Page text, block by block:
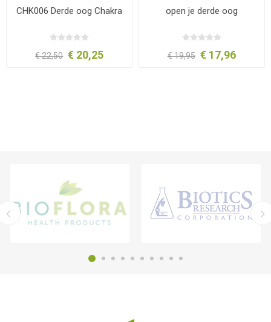
CHK006 Derde oog Chakra
€ 22,50 € 20,25
open je derde oog
€ 19,95 € 17,96